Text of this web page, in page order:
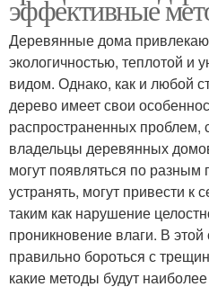
эффективные
Деревянные дома
экологичностью, теплотой
видом. Однако, как и любой
дерево имеет свои
распространенных проблем,
владельцы деревянных
могут появляться по
устранять, могут привести к
таким как нарушение
проникновение влаги. В
правильно бороться с
какие методы будут